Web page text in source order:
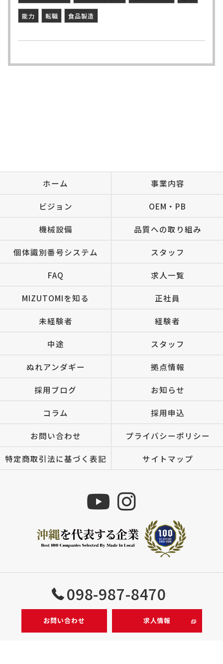
能力 転職 食品製造
098-987-8470
お問い合わせ 求人情報
ホーム 事業内容
ビジョン OEM・PB
機械設備 品質への取り組み
個体識別番号システム スタッフ
FAQ 求人一覧
MIZUTOMIを知る 正社員
未経験者 経験者
中途 スタッフ
ぬれアンダギー 拠点情報
採用ブログ お知らせ
コラム 採用申込
お問い合わせ プライバシーポリシー
特定商取引法に基づく表記 サイトマップ